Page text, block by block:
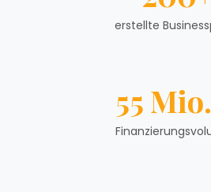
erstellte
55